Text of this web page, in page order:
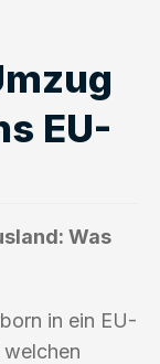
EU-
Was
in ein EU-